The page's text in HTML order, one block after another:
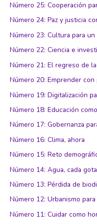
Número 25: Cooperación
Número 24: Paz y justicia
Número 23: Cultura para
Número 22: Ciencia e
Número 21: El regreso de
Número 20: Emprender
Número 19: Digitalización
Número 18: Educación
Número 17: Gobernanza
Número 16: Clima, ahora
Número 15: Reto
Número 14: Agua, cada
Número 13: Pérdida de
Número 12: Urbanismo
Número 11: Cuidar como